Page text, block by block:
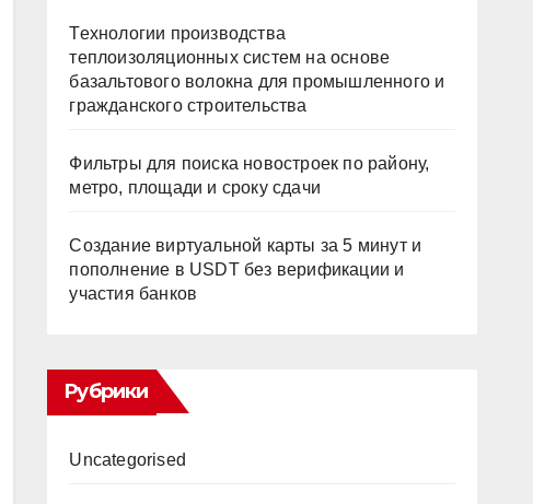
Технологии производства
теплоизоляционных систем на основе
базальтового волокна для промышленного и
гражданского строительства
Фильтры для поиска новостроек по району,
метро, площади и сроку сдачи
Создание виртуальной карты за 5 минут и
пополнение в USDT без верификации и
участия банков
Рубрики
Uncategorised